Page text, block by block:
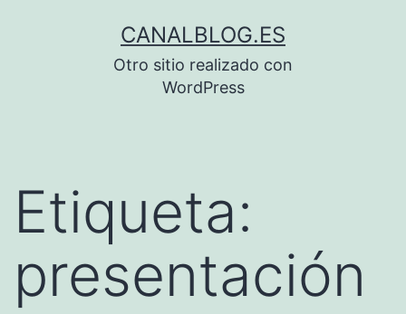
CANALBLOG.ES
Otro sitio realizado con
WordPress
Etiqueta:
presentación